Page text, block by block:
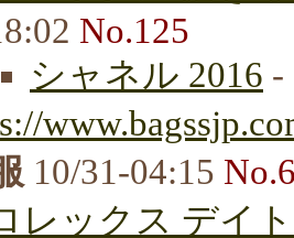
No.125
シャネル 2016 -
10/31-04:15
レックス デイ